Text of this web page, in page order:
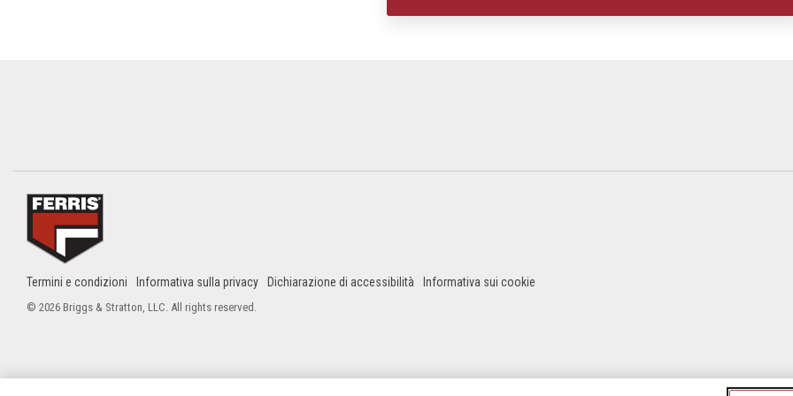
Termini e condizioni Informativa sulla privacy Dichiarazione di accessibilità Informativa sui cookie
© 2026 Briggs & Stratton, LLC. All rights reserved.